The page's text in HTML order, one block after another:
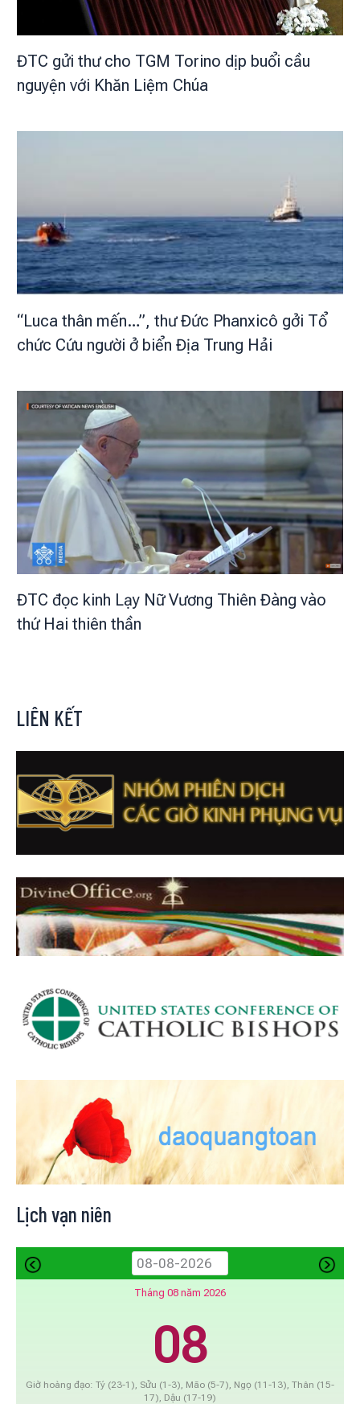
ĐTC gửi thư cho TGM Torino dịp buổi cầu
nguyện với Khăn Liệm Chúa
“Luca thân mến…”, thư Đức Phanxicô gởi Tổ
chức Cứu người ở biển Địa Trung Hải
ĐTC đọc kinh Lạy Nữ Vương Thiên Đàng vào
thứ Hai thiên thần
LIÊN KẾT
Lịch vạn niên
Tháng 08 năm 2026
08
Giờ hoàng đạo: Tý (23-1), Sửu (1-3), Mão (5-7), Ngọ (11-13), Thân (15-
17), Dậu (17-19)